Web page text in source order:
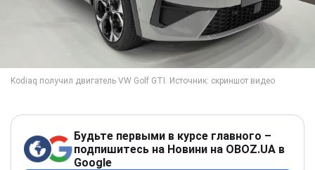
Будьте первыми в курсе главного –
подпишитесь на Новини на OBOZ.UA в
Google